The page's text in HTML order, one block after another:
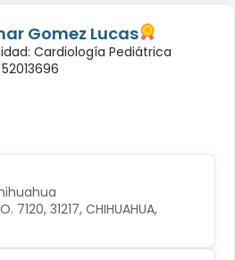
Gomez Lucas
Cardiología Pediátrica
7120, 31217, CHIHUAHUA,